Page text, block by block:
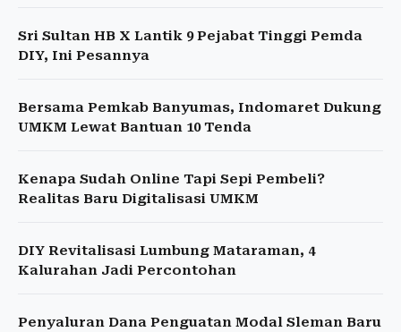
Sri Sultan HB X Lantik 9 Pejabat Tinggi Pemda
DIY, Ini Pesannya
Bersama Pemkab Banyumas, Indomaret Dukung
UMKM Lewat Bantuan 10 Tenda
Kenapa Sudah Online Tapi Sepi Pembeli?
Realitas Baru Digitalisasi UMKM
DIY Revitalisasi Lumbung Mataraman, 4
Kalurahan Jadi Percontohan
Penyaluran Dana Penguatan Modal Sleman Baru